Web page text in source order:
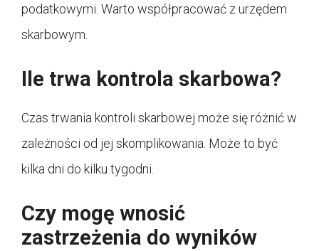
podatkowymi. Warto współpracować z urzędem
skarbowym.
Ile trwa kontrola skarbowa?
Czas trwania kontroli skarbowej może się różnić w
zależności od jej skomplikowania. Może to być
kilka dni do kilku tygodni.
Czy mogę wnosić
zastrzeżenia do wyników